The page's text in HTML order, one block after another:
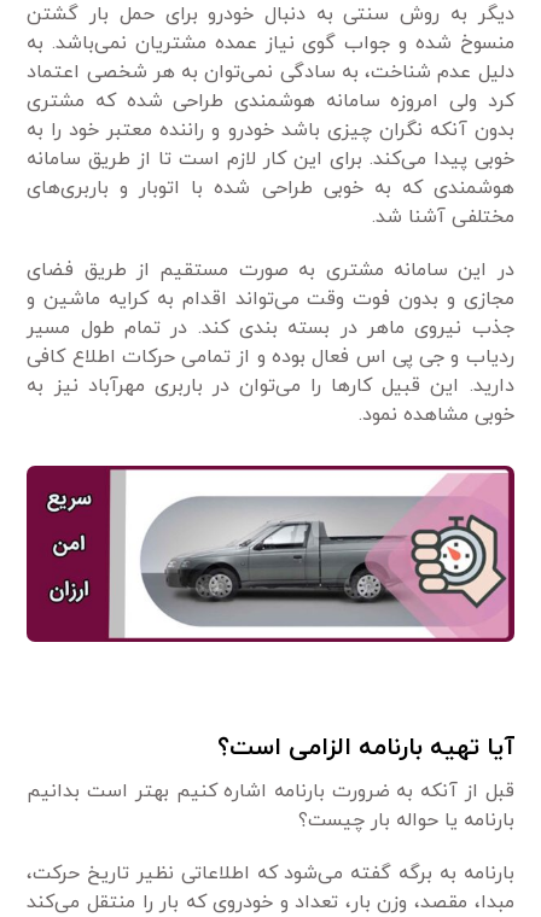
دیگر به روش سنتی به دنبال خودرو برای حمل بار گشتن
منسوخ شده و جواب گوی نیاز عمده مشتریان نمی‌باشد. به
دلیل عدم شناخت، به سادگی نمی‌توان به هر شخصی اعتماد
کرد ولی امروزه سامانه هوشمندی طراحی شده که مشتری
بدون آنکه نگران چیزی باشد خودرو و راننده معتبر خود را به
خوبی پیدا می‌کند. برای این کار لازم است تا از طریق سامانه
هوشمندی که به خوبی طراحی شده با اتوبار و باربری‌های
مختلفی آشنا شد.
در این سامانه مشتری به صورت مستقیم از طریق فضای
مجازی و بدون فوت وقت می‌تواند اقدام به کرایه ماشین و
جذب نیروی ماهر در بسته بندی کند. در تمام طول مسیر
ردیاب و جی پی اس فعال بوده و از تمامی حرکات اطلاع کافی
دارید. این قبیل کارها را می‌توان در باربری مهرآباد نیز به
خوبی مشاهده نمود.
آیا تهیه بارنامه الزامی است؟
قبل از آنکه به ضرورت بارنامه اشاره کنیم بهتر است بدانیم
بارنامه یا حواله بار چیست؟
بارنامه به برگه گفته می‌شود که اطلاعاتی نظیر تاریخ حرکت،
مبدا، مقصد، وزن بار، تعداد و خودروی که بار را منتقل می‌کند